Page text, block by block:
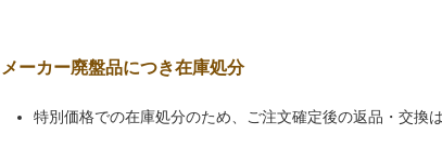
メーカー廃盤品につき在庫処分
特別価格での在庫処分のため、ご注文確定後の返品・交換